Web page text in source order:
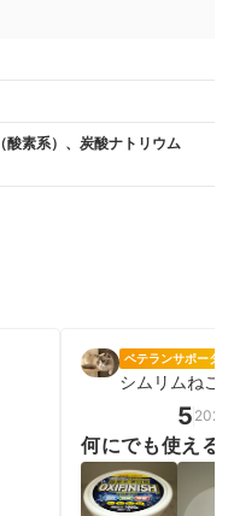
酸素系）、炭酸ナトリウム
ベテランサポーター
シムリムねこ
5
何にでも使える